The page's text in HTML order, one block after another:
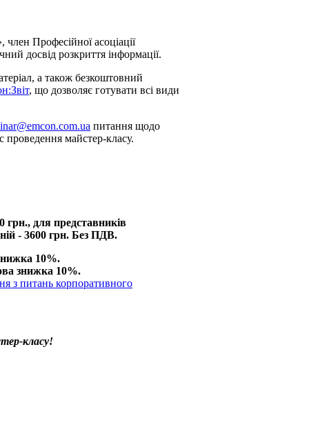
Професійної асоціації
досвід розкриття інформації.
а також безкоштовний
, що дозволяє готувати всі види
питання щодо
проведення майстер-класу.
грн., для представників
- 3600 грн. Без ПДВ.
10%.
знижка 10%.
з питань корпоративного
класу!